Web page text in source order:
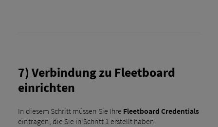
7) Verbindung zu Fleetboard
einrichten
In diesem Schritt müssen Sie Ihre Fleetboard Credentials
eintragen, die Sie in Schritt 1 erstellt haben.